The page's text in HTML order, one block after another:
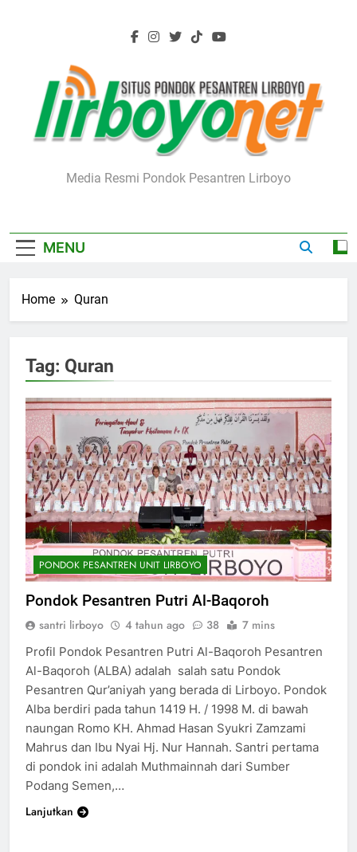
Lirboyo.net
Media Resmi Pondok Pesantren Lirboyo
MENU
Home Quran
Tag: Quran
PONDOK PESANTREN UNIT LIRBOYO
Pondok Pesantren Putri Al-Baqoroh
santri lirboyo 4 tahun ago 38 7 mins
Profil Pondok Pesantren Putri Al-Baqoroh Pesantren
Al-Baqoroh (ALBA) adalah salah satu Pondok
Pesantren Qur’aniyah yang berada di Lirboyo. Pondok
Alba berdiri pada tahun 1419 H. / 1998 M. di bawah
naungan Romo KH. Ahmad Hasan Syukri Zamzami
Mahrus dan Ibu Nyai Hj. Nur Hannah. Santri pertama
di pondok ini adalah Muthmainnah dari Sumber
Podang Semen,…
Lanjutkan